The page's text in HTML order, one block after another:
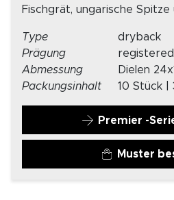
Fischgrät, ungarische Spitze
Type
dryback
Prägung
Abmessung
Dielen
Packungsinhalt
10 Stück |
Premier -
Muster